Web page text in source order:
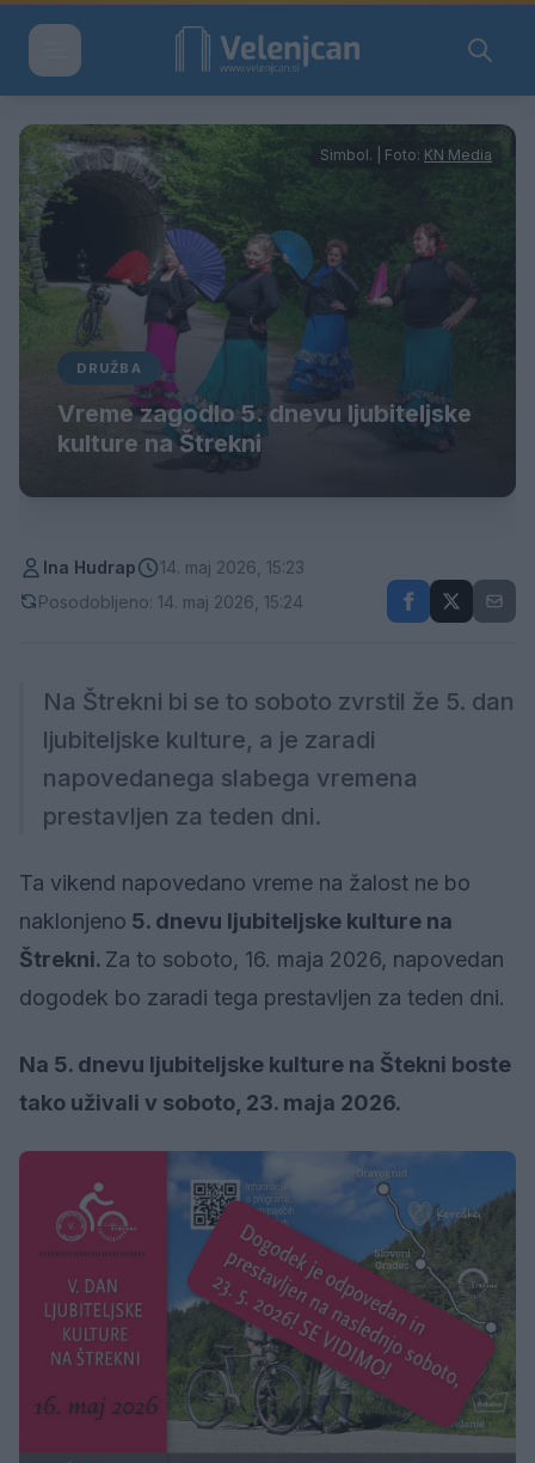
Simbol. | Foto: KN Media
DRUŽBA
Vreme zagodlo 5. dnevu ljubiteljske
kulture na Štrekni
Ina Hudrap
14. maj 2026, 15:23
Posodobljeno: 14. maj 2026, 15:24
Na Štrekni bi se to soboto zvrstil že 5. dan
ljubiteljske kulture, a je zaradi
napovedanega slabega vremena
prestavljen za teden dni.
Ta vikend napovedano vreme na žalost ne bo
naklonjeno 5. dnevu ljubiteljske kulture na
Štrekni. Za to soboto, 16. maja 2026, napovedan
dogodek bo zaradi tega prestavljen za teden dni.
Na 5. dnevu ljubiteljske kulture na Štekni boste
tako uživali v soboto, 23. maja 2026.